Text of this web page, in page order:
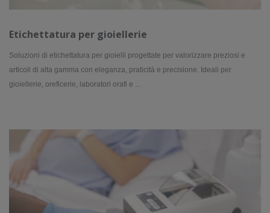
Etichettatura per gioiellerie
Soluzioni di etichettatura per gioielli progettate per valorizzare preziosi e
articoli di alta gamma con eleganza, praticità e precisione. Ideali per
gioiellerie, oreficerie, laboratori orafi e ...